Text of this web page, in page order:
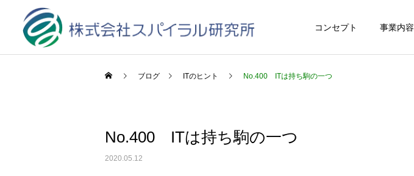
コンセプト 事業内容
ブログ ITのヒント No.400 ITは持ち駒の一つ
No.400 ITは持ち駒の一つ
2020.05.12